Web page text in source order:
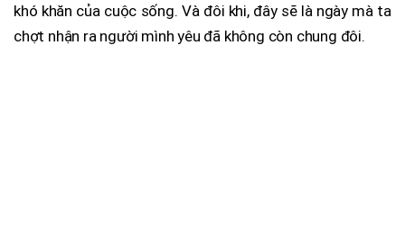
khó khăn của cuộc sống. Và đôi khi, đây sẽ là ngày mà ta
chợt nhận ra người mình yêu đã không còn chung đôi.